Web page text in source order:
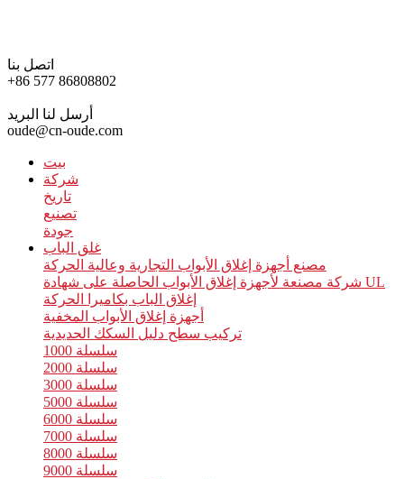
اتصل بنا
+86 577 86808802
أرسل لنا البريد
oude@cn-oude.com
بيت
شركة
تاريخ
تصنيع
جودة
غلق الباب
مصنع أجهزة إغلاق الأبواب التجارية وعالية الحركة
شركة مصنعة لأجهزة إغلاق الأبواب الحاصلة على شهادة UL
إغلاق الباب بكاميرا الحركة
أجهزة إغلاق الأبواب المخفية
تركيب سطح دليل السكك الحديدية
سلسلة 1000
سلسلة 2000
سلسلة 3000
سلسلة 5000
سلسلة 6000
سلسلة 7000
سلسلة 8000
سلسلة 9000